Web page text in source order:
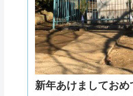
新年あけましておめ